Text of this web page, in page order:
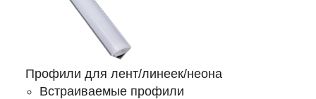
Профили для лент/линеек/неона
Встраиваемые профили